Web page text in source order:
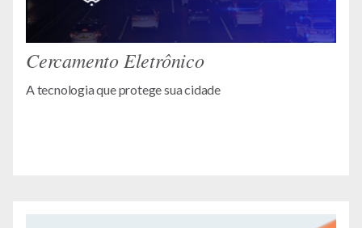
Cercamento Eletrônico
A tecnologia que protege sua cidade